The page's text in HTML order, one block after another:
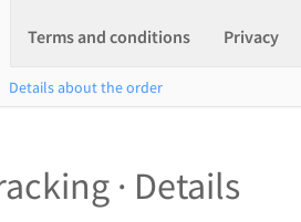
Terms and conditions Privacy
Details about the order
· Details